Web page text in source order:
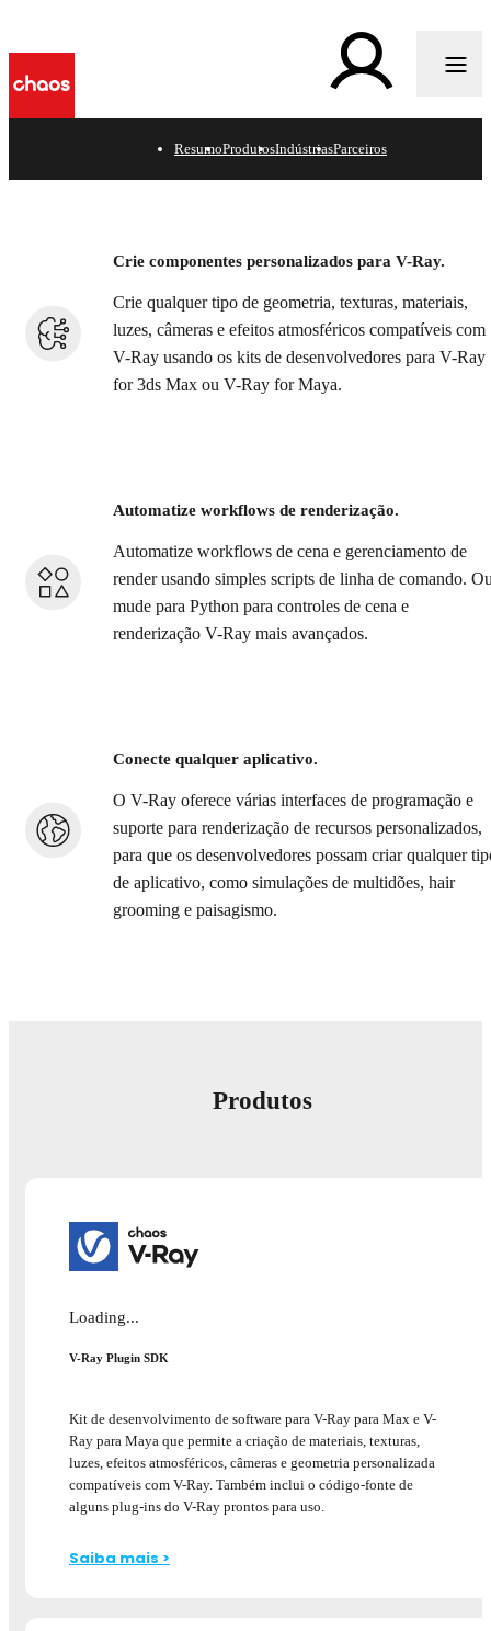
ResumoProdutosIndústriasParceiros
Crie componentes personalizados para V-Ray.
Crie qualquer tipo de geometria, texturas, materiais,
luzes, câmeras e efeitos atmosféricos compatíveis com
V-Ray usando os kits de desenvolvedores para V-Ray
for 3ds Max ou V-Ray for Maya.
Automatize workflows de renderização.
Automatize workflows de cena e gerenciamento de
render usando simples scripts de linha de comando.
mude para Python para controles de cena e
renderização V-Ray mais avançados.
Conecte qualquer aplicativo.
O V-Ray oferece várias interfaces de programação e
suporte para renderização de recursos personalizados,
para que os desenvolvedores possam criar qualquer
de aplicativo, como simulações de multidões, hair
grooming e paisagismo.
Produtos
Loading...
V-Ray Plugin SDK
Kit de desenvolvimento de software para V-Ray para Max e V-
Ray para Maya que permite a criação de materiais, texturas,
luzes, efeitos atmosféricos, câmeras e geometria personalizada
compatíveis com V-Ray. Também inclui o código-fonte de
alguns plug-ins do V-Ray prontos para uso.
Saiba mais >